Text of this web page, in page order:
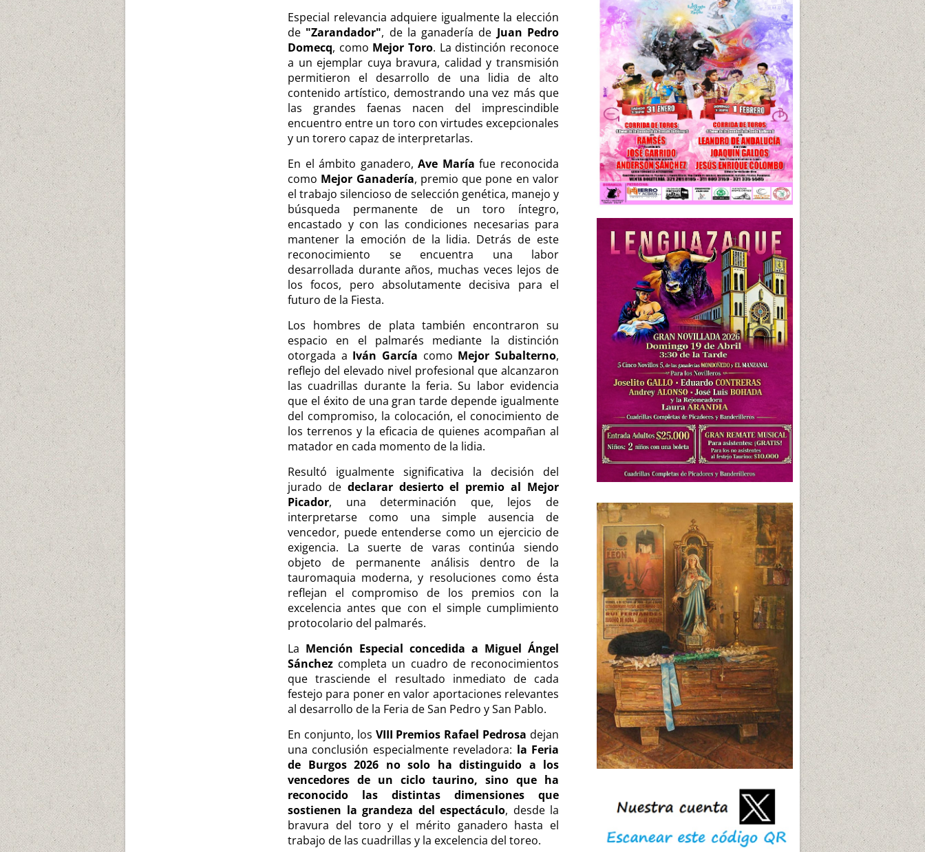
Especial relevancia adquiere igualmente la elección
de "Zarandador", de la ganadería de Juan Pedro
Domecq, como Mejor Toro. La distinción reconoce
a un ejemplar cuya bravura, calidad y transmisión
permitieron el desarrollo de una lidia de alto
contenido artístico, demostrando una vez más que
las grandes faenas nacen del imprescindible
encuentro entre un toro con virtudes excepcionales
y un torero capaz de interpretarlas.
En el ámbito ganadero,Ave María fue reconocida
como Mejor Ganadería, premio que pone en valor
el trabajo silencioso de selección genética, manejo y
búsqueda permanente de un toro íntegro,
encastado y con las condiciones necesarias para
mantener la emoción de la lidia. Detrás de este
reconocimiento se encuentra una labor
desarrollada durante años, muchas veces lejos de
los focos, pero absolutamente decisiva para el
futuro de la Fiesta.
Los hombres de plata también encontraron su
espacio en el palmarés mediante la distinción
otorgada a Iván García como Mejor Subalterno,
reflejo del elevado nivel profesional que alcanzaron
las cuadrillas durante la feria. Su labor evidencia
que el éxito de una gran tarde depende igualmente
del compromiso, la colocación, el conocimiento de
los terrenos y la eficacia de quienes acompañan al
matador en cada momento de la lidia.
Resultó igualmente significativa la decisión del
jurado de declarar desierto el premio al Mejor
Picador, una determinación que, lejos de
interpretarse como una simple ausencia de
vencedor, puede entenderse como un ejercicio de
exigencia. La suerte de varas continúa siendo
objeto de permanente análisis dentro de la
tauromaquia moderna, y resoluciones como ésta
reflejan el compromiso de los premios con la
excelencia antes que con el simple cumplimiento
protocolario del palmarés.
La Mención Especial concedida a Miguel Ángel
Sánchez completa un cuadro de reconocimientos
que trasciende el resultado inmediato de cada
festejo para poner en valor aportaciones relevantes
al desarrollo de la Feria de San Pedro y San Pablo.
En conjunto, los VIII Premios Rafael Pedrosa dejan
una conclusión especialmente reveladora: la Feria
de Burgos 2026 no solo ha distinguido a los
vencedores de un ciclo taurino, sino que ha
reconocido las distintas dimensiones que
sostienen la grandeza del espectáculo, desde la
bravura del toro y el mérito ganadero hasta el
trabajo de las cuadrillas y la excelencia del toreo.